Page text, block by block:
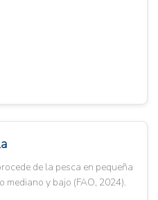
de la pesca en pequeña
mediano y bajo (FAO, 2024).